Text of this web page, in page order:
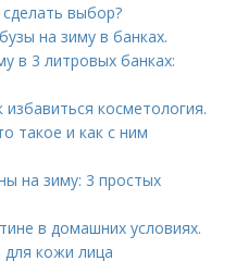
выбор?
на зиму в банках.
в 3 литровых банках:
косметология.
такое и как с ним
на зиму: 3 простых
в домашних условиях.
кожи лица